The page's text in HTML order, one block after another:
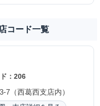
コード一覧
：206
7（西葛西支店内）